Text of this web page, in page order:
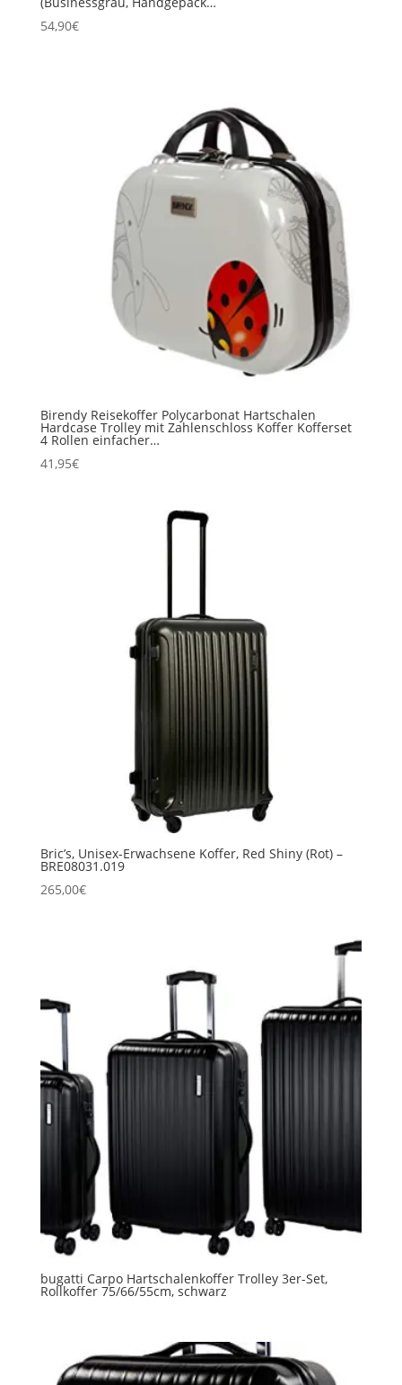
54,90€
Birendy Reisekoffer Polycarbonat Hartschalen
Hardcase Trolley mit Zahlenschloss Koffer Kofferset
4 Rollen einfacher…
41,95€
Bric’s, Unisex-Erwachsene Koffer, Red Shiny (Rot) –
BRE08031.019
265,00€
bugatti Carpo Hartschalenkoffer Trolley 3er-Set,
Rollkoffer 75/66/55cm, schwarz